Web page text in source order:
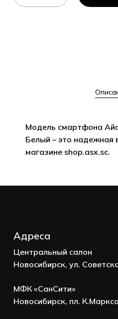
Модель смартфона
Белый – это надежная
магазине shop.asx.sc.
Адреса
Центральный салон
Новосибирск, ул.
МФК «СанСити»
Новосибирск, пл.